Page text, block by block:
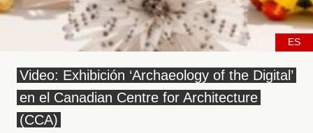
ES
Video: Exhibición ‘Archaeology of the Digital’
en el Canadian Centre for Architecture
(CCA)